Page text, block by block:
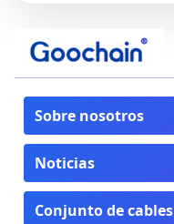
Sobre nosotros
Noticias
Conjunto de cables